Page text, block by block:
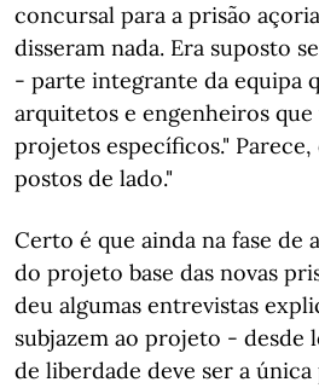
concursal para a prisão
disseram nada. Era suposto
- parte integrante da equipa
arquitetos e engenheiros que
projetos específicos."
postos de lado."
Certo é que ainda na fase de
do projeto base das novas
deu algumas entrevistas
subjazem ao projeto - desde
de liberdade deve ser a